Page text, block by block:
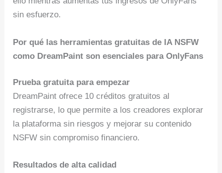
sin esfuerzo.
Por qué las herramientas gratuitas de IA NSFW
como DreamPaint son esenciales para OnlyFans
Prueba gratuita para empezar
DreamPaint ofrece 10 créditos gratuitos al
registrarse, lo que permite a los creadores explorar
la plataforma sin riesgos y mejorar su contenido
NSFW sin compromiso financiero.
Resultados de alta calidad